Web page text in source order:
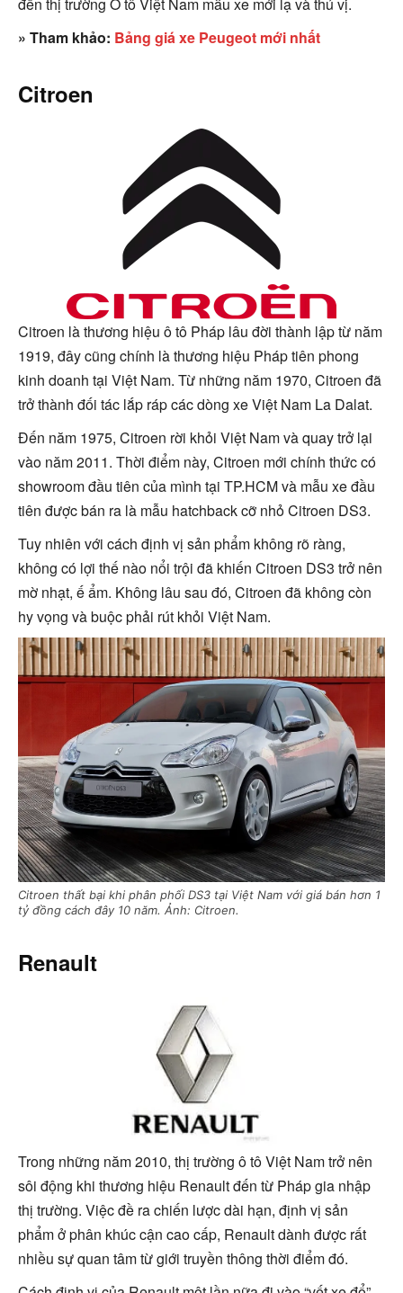
» Tham khảo: Bảng giá xe Peugeot mới nhất
Citroen
Citroen là thương hiệu ô tô Pháp lâu đời thành lập từ năm
1919, đây cũng chính là thương hiệu Pháp tiên phong
kinh doanh tại Việt Nam. Từ những năm 1970, Citroen đã
trở thành đối tác lắp ráp các dòng xe Việt Nam La Dalat.
Đến năm 1975, Citroen rời khỏi Việt Nam và quay trở lại
vào năm 2011. Thời điểm này, Citroen mới chính thức có
showroom đầu tiên của mình tại TP.HCM và mẫu xe đầu
tiên được bán ra là mẫu hatchback cỡ nhỏ Citroen DS3.
Tuy nhiên với cách định vị sản phẩm không rõ ràng,
không có lợi thế nào nổi trội đã khiến Citroen DS3 trở nên
mờ nhạt, ế ẩm. Không lâu sau đó, Citroen đã không còn
hy vọng và buộc phải rút khỏi Việt Nam.
Citroen thất bại khi phân phối DS3 tại Việt Nam với giá bán hơn 1
tỷ đồng cách đây 10 năm. Ảnh: Citroen.
Renault
Trong những năm 2010, thị trường ô tô Việt Nam trở nên
sôi động khi thương hiệu Renault đến từ Pháp gia nhập
thị trường. Việc đề ra chiến lược dài hạn, định vị sản
phẩm ở phân khúc cận cao cấp, Renault dành được rất
nhiều sự quan tâm từ giới truyền thông thời điểm đó.